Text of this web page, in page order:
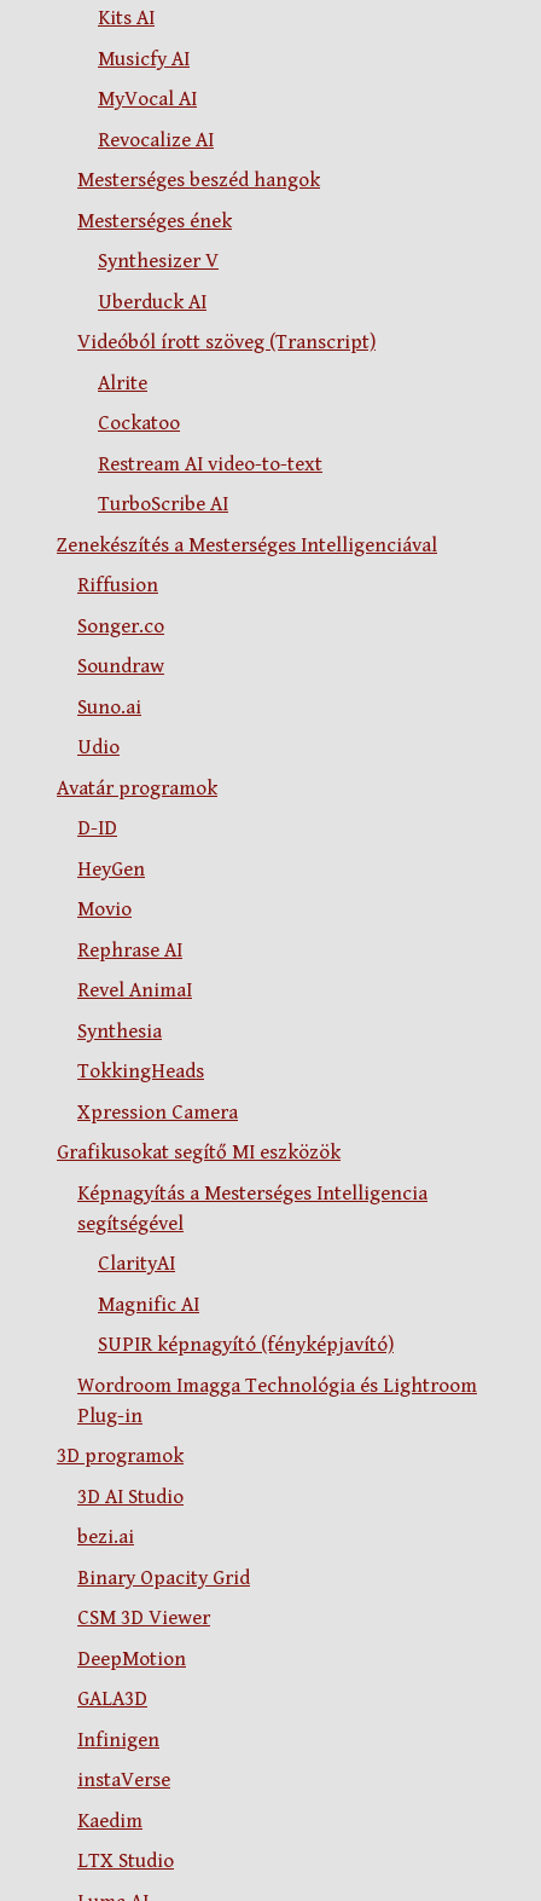
Kits AI
Musicfy AI
MyVocal AI
Revocalize AI
Mesterséges beszéd hangok
Mesterséges ének
Synthesizer V
Uberduck AI
Videóból írott szöveg (Transcript)
Alrite
Cockatoo
Restream AI video-to-text
TurboScribe AI
Zenekészítés a Mesterséges Intelligenciával
Riffusion
Songer.co
Soundraw
Suno.ai
Udio
Avatár programok
D-ID
HeyGen
Movio
Rephrase AI
Revel AnimaI
Synthesia
TokkingHeads
Xpression Camera
Grafikusokat segítő MI eszközök
Képnagyítás a Mesterséges Intelligencia
segítségével
ClarityAI
Magnific AI
SUPIR képnagyító (fényképjavító)
Wordroom Imagga Technológia és Lightroom
Plug-in
3D programok
3D AI Studio
bezi.ai
Binary Opacity Grid
CSM 3D Viewer
DeepMotion
GALA3D
Infinigen
instaVerse
Kaedim
LTX Studio